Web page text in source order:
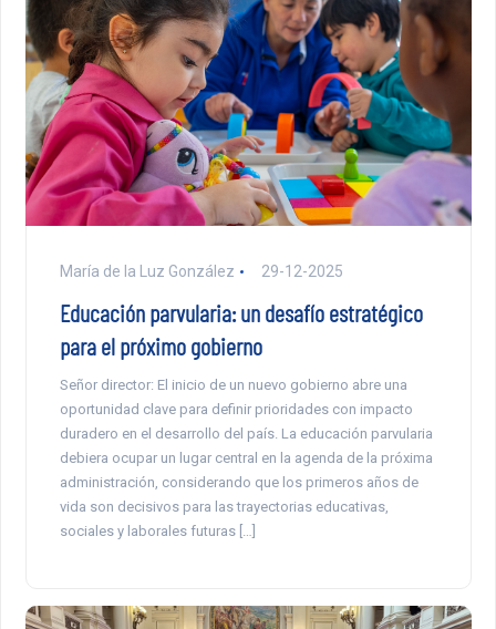
María de la Luz González 29-12-2025
Educación parvularia: un desafío estratégico
para el próximo gobierno
Señor director: El inicio de un nuevo gobierno abre una
oportunidad clave para definir prioridades con impacto
duradero en el desarrollo del país. La educación parvularia
debiera ocupar un lugar central en la agenda de la próxima
administración, considerando que los primeros años de
vida son decisivos para las trayectorias educativas,
sociales y laborales futuras […]